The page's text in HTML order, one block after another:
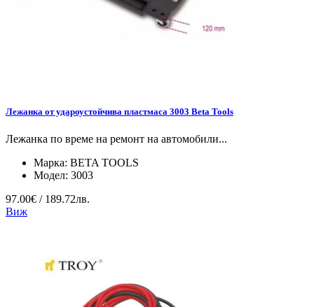
Лежанка от удароустойчива пластмаса 3003 Beta Tools
Лежанка по време на ремонт на автомобили...
Марка: BETA TOOLS
Модел: 3003
97.00€ / 189.72лв.
Виж